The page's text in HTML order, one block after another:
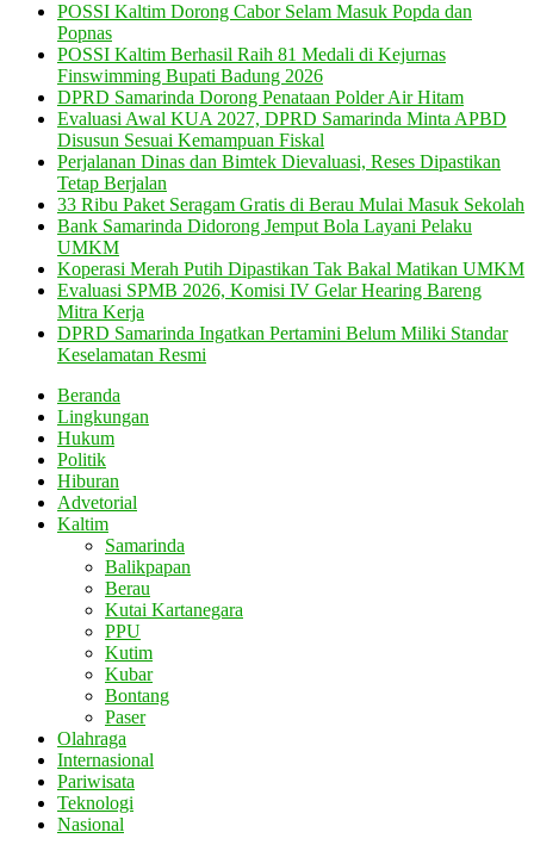
POSSI Kaltim Dorong Cabor Selam Masuk Popda dan
Popnas
POSSI Kaltim Berhasil Raih 81 Medali di Kejurnas
Finswimming Bupati Badung 2026
DPRD Samarinda Dorong Penataan Polder Air Hitam
Evaluasi Awal KUA 2027, DPRD Samarinda Minta APBD
Disusun Sesuai Kemampuan Fiskal
Perjalanan Dinas dan Bimtek Dievaluasi, Reses Dipastikan
Tetap Berjalan
33 Ribu Paket Seragam Gratis di Berau Mulai Masuk Sekolah
Bank Samarinda Didorong Jemput Bola Layani Pelaku
UMKM
Koperasi Merah Putih Dipastikan Tak Bakal Matikan UMKM
Evaluasi SPMB 2026, Komisi IV Gelar Hearing Bareng
Mitra Kerja
DPRD Samarinda Ingatkan Pertamini Belum Miliki Standar
Keselamatan Resmi
Beranda
Lingkungan
Hukum
Politik
Hiburan
Advetorial
Kaltim
Samarinda
Balikpapan
Berau
Kutai Kartanegara
PPU
Kutim
Kubar
Bontang
Paser
Olahraga
Internasional
Pariwisata
Teknologi
Nasional